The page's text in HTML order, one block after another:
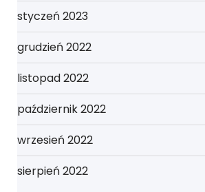
styczeń 2023
grudzień 2022
listopad 2022
październik 2022
wrzesień 2022
sierpień 2022